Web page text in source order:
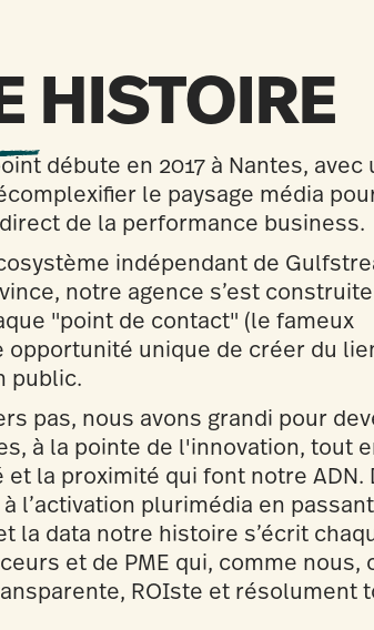
HISTOIRE
débute en 2017 à Nantes, avec
le paysage média
de la performance business.
indépendant de
notre agence s’est
"point de contact" (le fameux
opportunité unique de créer du
public.
pas, nous avons grandi pour
à la pointe de l'innovation, tout
la proximité qui font notre ADN.
l’activation plurimédia en
la data notre histoire s’écrit
et de PME qui, comme nous,
ROIste et résolument